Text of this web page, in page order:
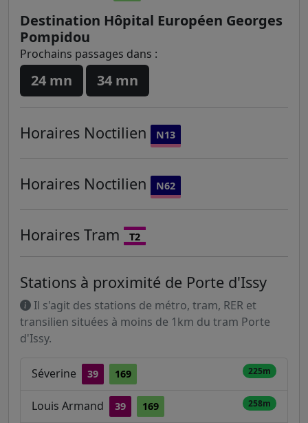
Destination Hôpital Européen Georges
Pompidou
Prochains passages dans :
24 mn 34 mn
Horaires Noctilien N13
Horaires Noctilien N62
Horaires Tram T2
Stations à proximité de Porte d'Issy
Il s'agit des stations de métro, tram, RER et
transilien situées à moins de 1km du tram Porte
d'Issy.
Séverine 39 169 225m
Louis Armand 39 169 258m